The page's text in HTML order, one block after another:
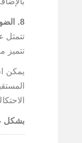
8. الضوضاء والاهتزاز:
تتمثل
تتميز
يمكن
بشكل